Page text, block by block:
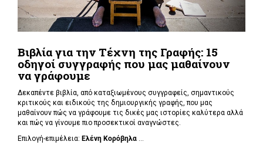
Βιβλία για την Τέχνη της Γραφής: 15
οδηγοί συγγραφής που μας μαθαίνουν
να γράφουμε
Δεκαπέντε βιβλία, από καταξιωμένους συγγραφείς, σημαντικούς
κριτικούς και ειδικούς της δημιουργικής γραφής, που μας
μαθαίνουν πώς να γράφουμε τις δικές μας ιστορίες καλύτερα αλλά
και πώς να γίνουμε πιο προσεκτικοί αναγνώστες.
Επιλογή-επιμέλεια: Ελένη Κορόβηλα ...